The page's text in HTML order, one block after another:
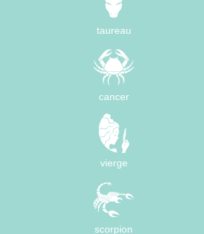
taureau
cancer
vierge
scorpion